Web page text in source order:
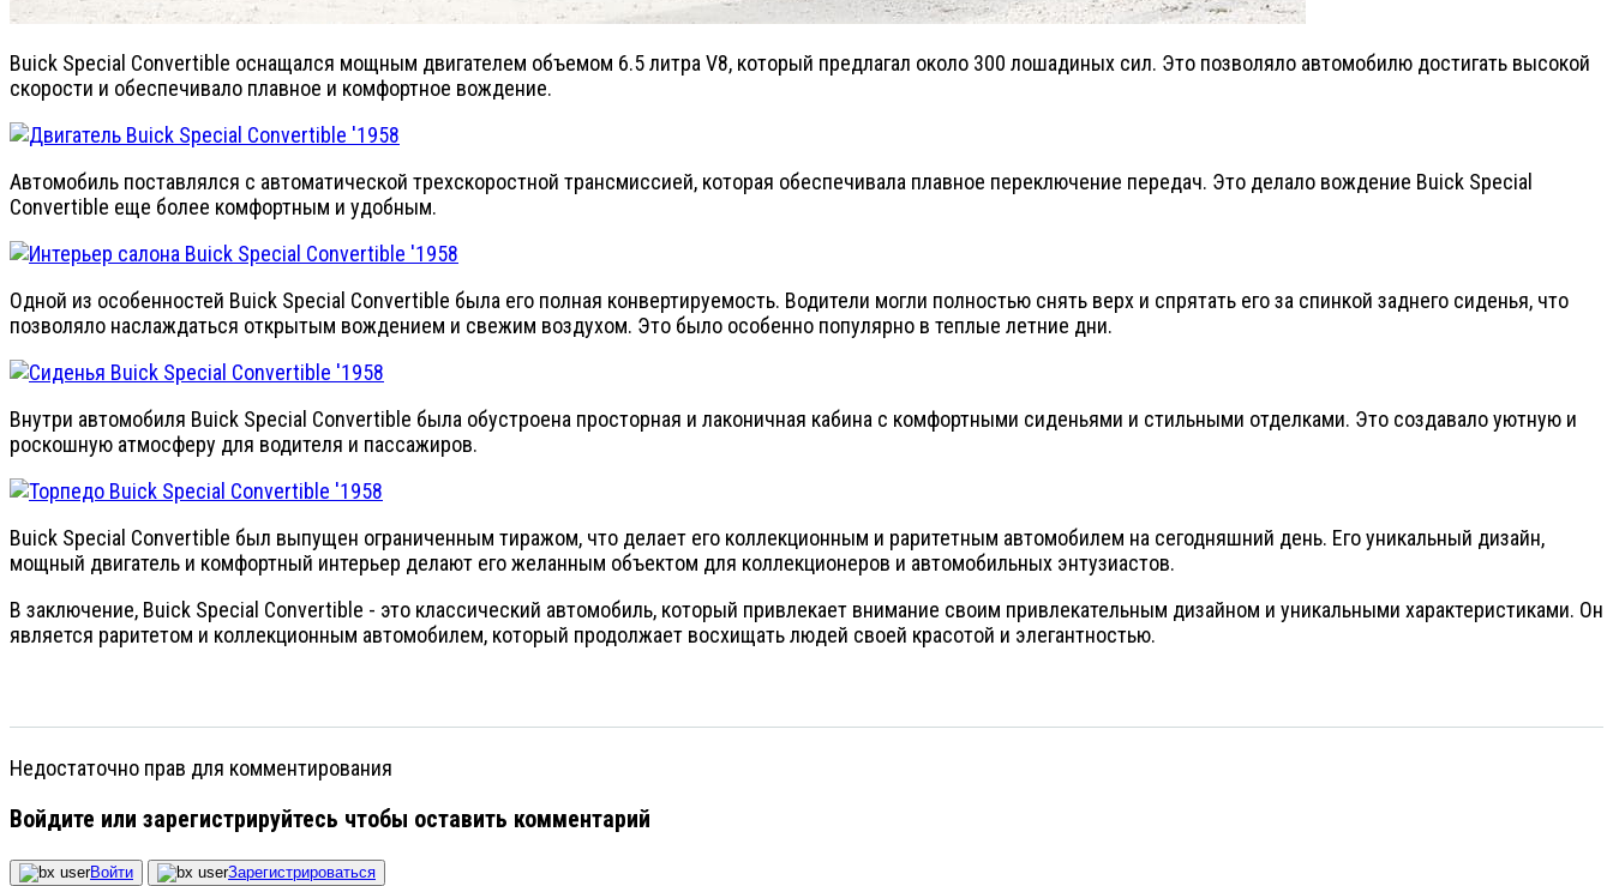
Buick Special Convertible оснащался мощным двигателем объемом 6.5 литра V8, который предлагал около 300 лошадиных сил. Это позволяло автомобилю достигать высокой
скорости и обеспечивало плавное и комфортное вождение.
Автомобиль поставлялся с автоматической трехскоростной трансмиссией, которая обеспечивала плавное переключение передач. Это делало вождение Buick Special
Convertible еще более комфортным и удобным.
Одной из особенностей Buick Special Convertible была его полная конвертируемость. Водители могли полностью снять верх и спрятать его за спинкой заднего сиденья, что
позволяло наслаждаться открытым вождением и свежим воздухом. Это было особенно популярно в теплые летние дни.
Внутри автомобиля Buick Special Convertible была обустроена просторная и лаконичная кабина с комфортными сиденьями и стильными отделками. Это создавало уютную и
роскошную атмосферу для водителя и пассажиров.
Buick Special Convertible был выпущен ограниченным тиражом, что делает его коллекционным и раритетным автомобилем на сегодняшний день. Его уникальный дизайн,
мощный двигатель и комфортный интерьер делают его желанным объектом для коллекционеров и автомобильных энтузиастов.
В заключение, Buick Special Convertible - это классический автомобиль, который привлекает внимание своим привлекательным дизайном и уникальными характеристиками. Он
является раритетом и коллекционным автомобилем, который продолжает восхищать людей своей красотой и элегантностью.
Недостаточно прав для комментирования
Войдите или зарегистрируйтесь чтобы оставить комментарий
Войти Зарегистрироваться